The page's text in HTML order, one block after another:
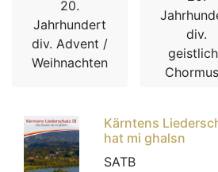
20.
Jahrhundert
div. Advent /
Weihnachten
div.
Kärntens
hat mi ghalsn
SATB